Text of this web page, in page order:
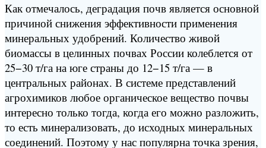
Как отмечалось, деградация почв является основной
причиной снижения эффективности применения
минеральных удобрений. Количество живой
биомассы в целинных почвах России колеблется от
25−30 т/га на юге страны до 12−15 т/га — в
центральных районах. В системе представлений
агрохимиков любое органическое вещество почвы
интересно только тогда, когда его можно разложить,
то есть минерализовать, до исходных минеральных
соединений. Поэтому у нас популярна точка зрения,